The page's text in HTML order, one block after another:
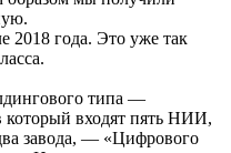
2018 года. Это уже так
типа —
входят пять НИИ,
завода, — «Цифрового